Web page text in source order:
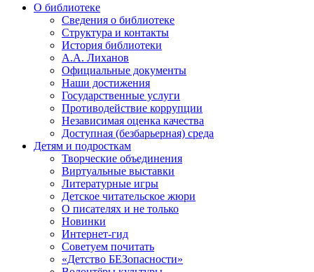
О библиотеке
Сведения о библиотеке
Структура и контакты
История библиотеки
А.А. Лиханов
Официальные документы
Наши достижения
Государственные услуги
Противодействие коррупции
Независимая оценка качества
Доступная (безбарьерная) среда
Детям и подросткам
Творческие объединения
Виртуальные выставки
Литературные игры
Детское читательское жюри
О писателях и не только
Новинки
Интернет-гид
Советуем почитать
«Детство БЕЗопасности»